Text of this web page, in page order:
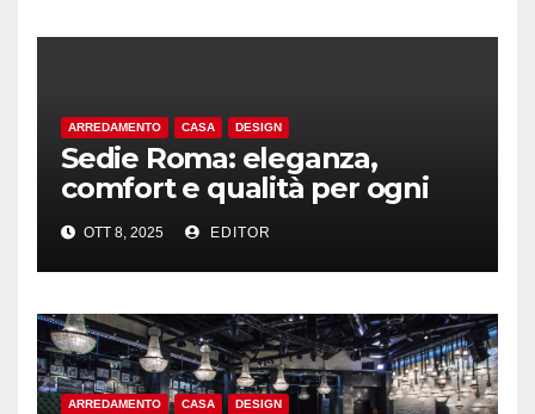
ARREDAMENTO CASA DESIGN
Sedie Roma: eleganza,
comfort e qualità per ogni
ambiente
OTT 8, 2025 EDITOR
ARREDAMENTO CASA DESIGN